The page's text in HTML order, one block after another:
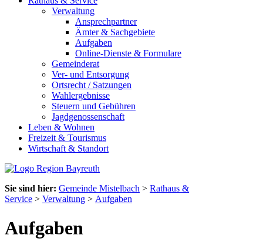
Verwaltung
Ansprechpartner
Ämter & Sachgebiete
Aufgaben
Online-Dienste & Formulare
Gemeinderat
Ver- und Entsorgung
Ortsrecht / Satzungen
Wahlergebnisse
Steuern und Gebühren
Jagdgenossenschaft
Leben & Wohnen
Freizeit & Tourismus
Wirtschaft & Standort
Sie sind hier: Gemeinde Mistelbach > Rathaus &
Service > Verwaltung > Aufgaben
Aufgaben